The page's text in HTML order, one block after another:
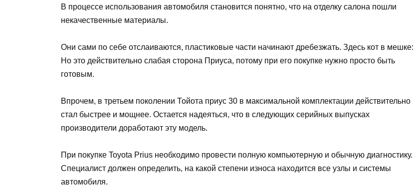
В процессе использования автомобиля становится понятно, что на отделку салона пошли
некачественные материалы.
Они сами по себе отслаиваются, пластиковые части начинают дребезжать. Здесь кот в мешке:
Но это действительно слабая сторона Приуса, потому при его покупке нужно просто быть
готовым.
Впрочем, в третьем поколении Тойота приус 30 в максимальной комплектации действительно
стал быстрее и мощнее. Остается надеяться, что в следующих серийных выпусках
производители доработают эту модель.
При покупке Toyota Prius необходимо провести полную компьютерную и обычную диагностику.
Специалист должен определить, на какой степени износа находится все узлы и системы
автомобиля.